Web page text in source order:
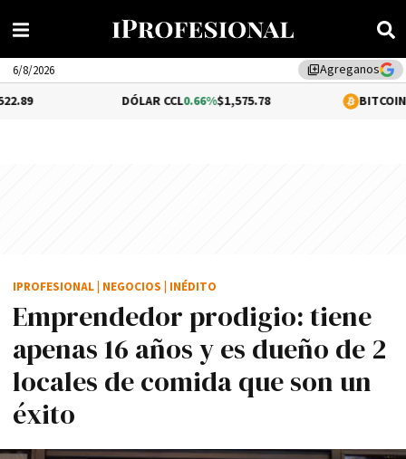
library_addAgreganos
6/8/2026
0.66%$1,575.78 -2.17%
Emprendedor prodigio: tiene
apenas 16 años y es dueño de 2
locales de comida que son un
éxito
IPROFESIONAL NEGOCIOS INÉDITO